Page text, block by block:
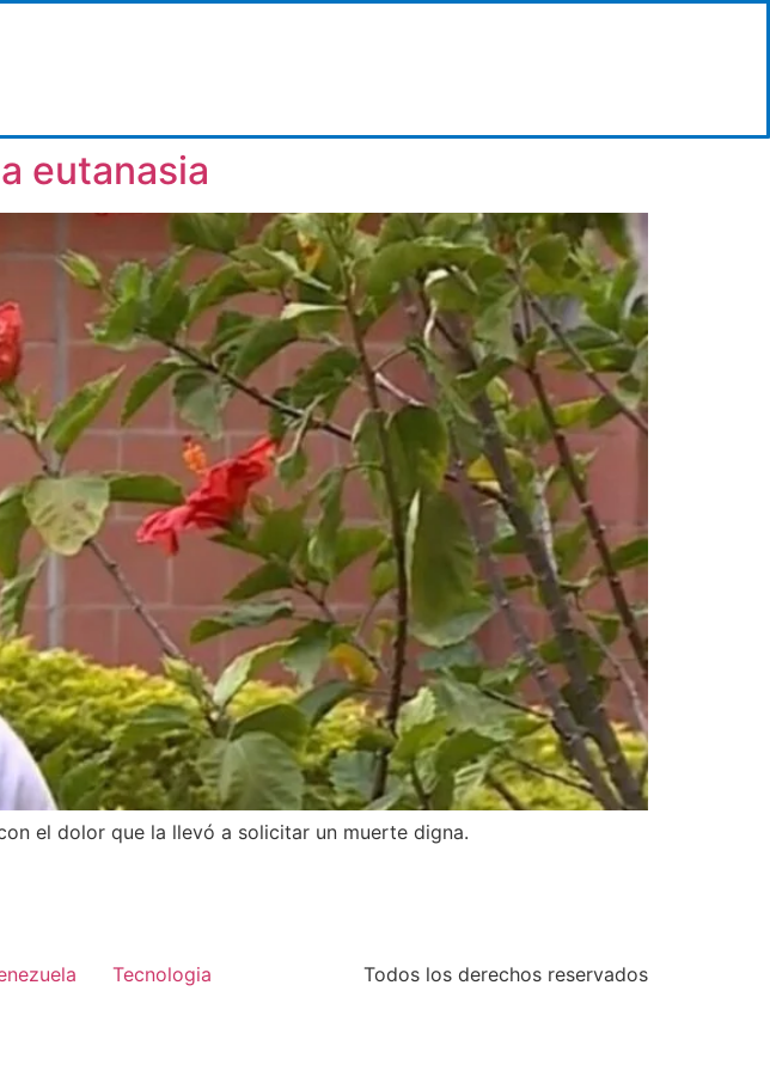
eutanasia
el dolor que la llevó a solicitar un muerte digna.
Tecnologia Todos los derechos reservados